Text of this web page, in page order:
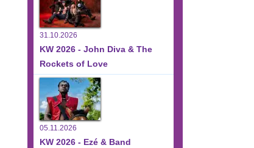
31.10.2026
KW 2026 - John Diva & The
Rockets of Love
05.11.2026
KW 2026 - Ezé & Band